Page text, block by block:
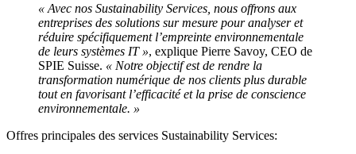
« Avec nos Sustainability Services, nous offrons aux
entreprises des solutions sur mesure pour analyser et
réduire spécifiquement l’empreinte environnementale
de leurs systèmes IT », explique Pierre Savoy, CEO de
SPIE Suisse. « Notre objectif est de rendre la
transformation numérique de nos clients plus durable
tout en favorisant l’efficacité et la prise de conscience
environnementale. »
Offres principales des services Sustainability Services: